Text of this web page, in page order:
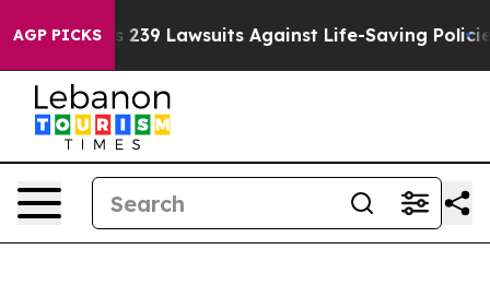
AGP PICKS239 Lawsuits Against Life-Saving Policies He’s